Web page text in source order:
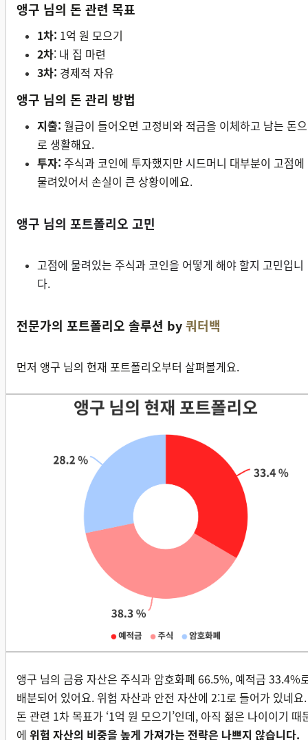
앵구 님의 돈 관련 목표
1차: 1억 원 모으기
2차: 내 집 마련
3차: 경제적 자유
앵구 님의 돈 관리 방법
지출: 월급이 들어오면 고정비와 적금을 이체하고 남는 돈으
로 생활해요.
투자: 주식과 코인에 투자했지만 시드머니 대부분이 고점에
물려있어서 손실이 큰 상황이에요.
앵구 님의 포트폴리오 고민
고점에 물려있는 주식과 코인을 어떻게 해야 할지 고민입니
다.
전문가의 포트폴리오 솔루션 by쿼터백
먼저 앵구 님의 현재 포트폴리오부터 살펴볼게요.
앵구 님의 금융 자산은 주식과 암호화폐 66.5%, 예적금 33.4%
배분되어 있어요. 위험 자산과 안전 자산에 2:1로 들어가 있네요.
돈 관련 1차 목표가 ‘1억 원 모으기’인데, 아직 젊은 나이이기 때
에 위험 자산의 비중을 높게 가져가는 전략은 나쁘지 않습니다.